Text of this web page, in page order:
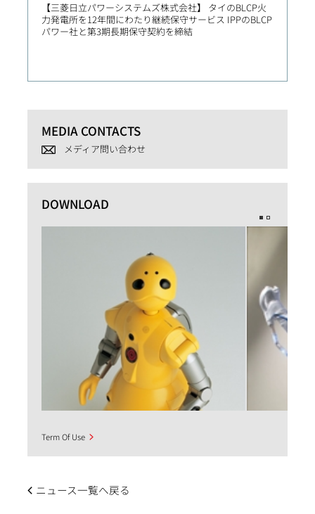
【三菱日立パワーシステムズ株式会社】 タイのBLCP火
力発電所を12年間にわたり継続保守サービス IPPのBLCP
パワー社と第3期長期保守契約を締結
MEDIA CONTACTS
メディア問い合わせ
DOWNLOAD
Term Of Use
ニュース一覧へ戻る